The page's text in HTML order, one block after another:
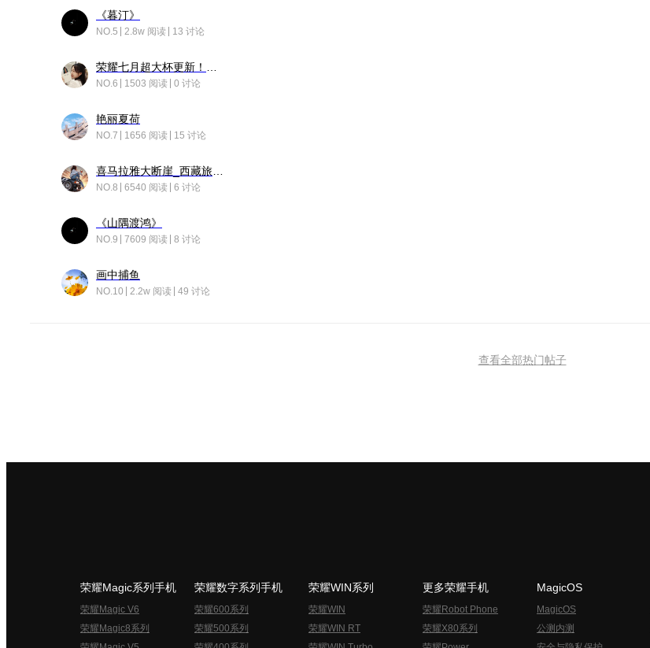
《暮汀》
NO.5 2.8w 阅读 13 讨论
NO.6 1503 阅读 0 讨论
艳丽夏荷
NO.7 1656 阅读 15 讨论
NO.8 6540 阅读 6 讨论
《山隅渡鸿》
NO.9 7609 阅读 8 讨论
画中捕鱼
NO.10 2.2w 阅读 49 讨论
查看全部热门帖子
荣耀Magic系列手机
荣耀Magic V6
荣耀Magic8系列
荣耀数字系列手机
荣耀600系列
荣耀500系列
荣耀WIN系列
荣耀WIN
荣耀WIN RT
更多荣耀手机
荣耀Robot Phone
荣耀X80系列
MagicOS
MagicOS
公测内测